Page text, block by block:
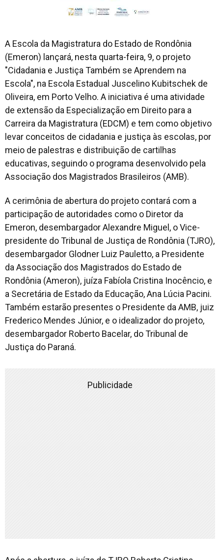
A Escola da Magistratura do Estado de Rondônia
(Emeron) lançará, nesta quarta-feira, 9, o projeto
"Cidadania e Justiça Também se Aprendem na
Escola", na Escola Estadual Juscelino Kubitschek de
Oliveira, em Porto Velho. A iniciativa é uma atividade
de extensão da Especialização em Direito para a
Carreira da Magistratura (EDCM) e tem como objetivo
levar conceitos de cidadania e justiça às escolas, por
meio de palestras e distribuição de cartilhas
educativas, seguindo o programa desenvolvido pela
Associação dos Magistrados Brasileiros (AMB).
A cerimônia de abertura do projeto contará com a
participação de autoridades como o Diretor da
Emeron, desembargador Alexandre Miguel, o Vice-
presidente do Tribunal de Justiça de Rondônia (TJRO),
desembargador Glodner Luiz Pauletto, a Presidente
da Associação dos Magistrados do Estado de
Rondônia (Ameron), juíza Fabíola Cristina Inocêncio, e
a Secretária de Estado da Educação, Ana Lúcia Pacini.
Também estarão presentes o Presidente da AMB, juiz
Frederico Mendes Júnior, e o idealizador do projeto,
desembargador Roberto Bacelar, do Tribunal de
Justiça do Paraná.
Publicidade